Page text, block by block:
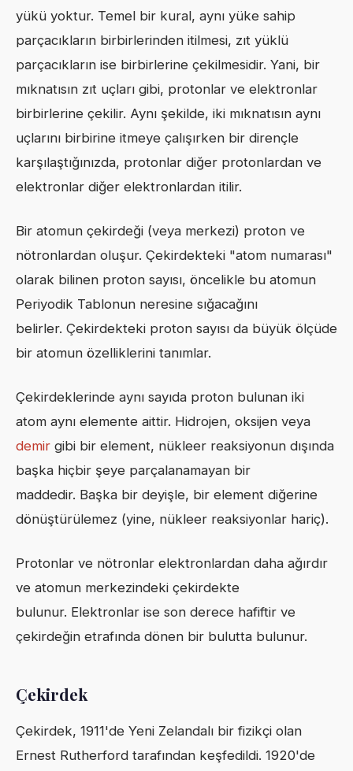
yükü yoktur. Temel bir kural, aynı yüke sahip
parçacıkların birbirlerinden itilmesi, zıt yüklü
parçacıkların ise birbirlerine çekilmesidir. Yani, bir
mıknatısın zıt uçları gibi, protonlar ve elektronlar
birbirlerine çekilir. Aynı şekilde, iki mıknatısın aynı
uçlarını birbirine itmeye çalışırken bir dirençle
karşılaştığınızda, protonlar diğer protonlardan ve
elektronlar diğer elektronlardan itilir.
Bir atomun çekirdeği (veya merkezi) proton ve
nötronlardan oluşur. Çekirdekteki "atom numarası"
olarak bilinen proton sayısı, öncelikle bu atomun
Periyodik Tablonun neresine sığacağını
belirler. Çekirdekteki proton sayısı da büyük ölçüde
bir atomun özelliklerini tanımlar.
Çekirdeklerinde aynı sayıda proton bulunan iki
atom aynı elemente aittir. Hidrojen, oksijen veya
demir gibi bir element, nükleer reaksiyonun dışında
başka hiçbir şeye parçalanamayan bir
maddedir. Başka bir deyişle, bir element diğerine
dönüştürülemez (yine, nükleer reaksiyonlar hariç).
Protonlar ve nötronlar elektronlardan daha ağırdır
ve atomun merkezindeki çekirdekte
bulunur. Elektronlar ise son derece hafiftir ve
çekirdeğin etrafında dönen bir bulutta bulunur.
Çekirdek
Çekirdek, 1911'de Yeni Zelandalı bir fizikçi olan
Ernest Rutherford tarafından keşfedildi. 1920'de